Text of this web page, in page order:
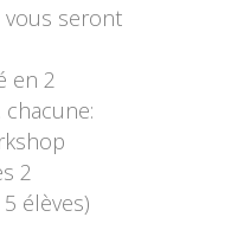
vous seront
en 2
2
élèves)